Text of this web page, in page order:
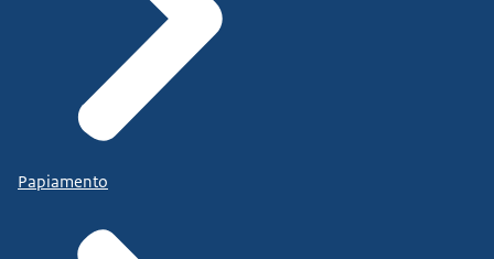
Papiamento